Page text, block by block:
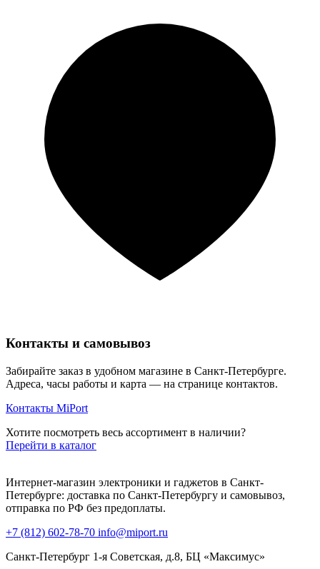
Контакты и самовывоз
Забирайте заказ в удобном магазине в Санкт-Петербурге.
Адреса, часы работы и карта — на странице контактов.
Контакты MiPort
Хотите посмотреть весь ассортимент в наличии?
Перейти в каталог
Интернет-магазин электроники и гаджетов в Санкт-
Петербурге: доставка по Санкт-Петербургу и самовывоз,
отправка по РФ без предоплаты.
+7 (812) 602-78-70 info@miport.ru
Санкт-Петербург 1-я Советская, д.8, БЦ «Максимус»